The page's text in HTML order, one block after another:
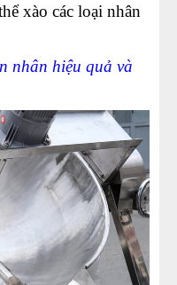
xào các loại nhân
nhân hiệu quả và